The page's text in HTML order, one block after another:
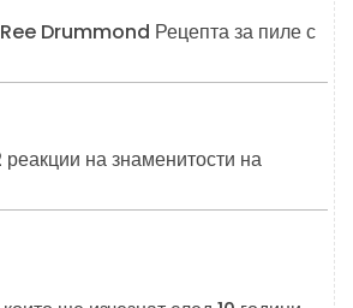
Drummond Рецепта за пиле с
на знаменитости на